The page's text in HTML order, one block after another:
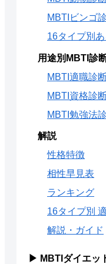
MBTIビンゴ
16タイプ別
用途別MBTI診
MBTI適職診
MBTI資格診
MBTI勉強法
解説
性格特徴
相性早見表
ランキング
16タイプ別
解説・ガイド
▶ MBTIダイエッ